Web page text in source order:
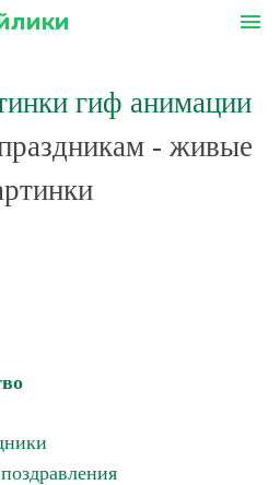
menu
гиф анимации
- живые